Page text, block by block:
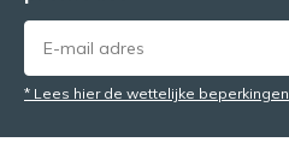
* Lees hier de wettelijke beperkingen